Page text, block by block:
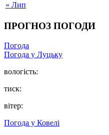
« Лип
ПРОГНОЗ ПОГОДИ
Погода
Погода у Луцьку
вологість:
тиск:
вітер:
Погода у Ковелі